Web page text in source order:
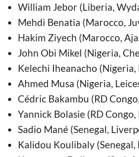
William Jebor (Liberia,
Mehdi Benatia (Marocco,
Hakim Ziyech (Marocco,
John Obi Mikel (Nigeria,
Kelechi Iheanacho
Ahmed Musa (Nigeria,
Cédric Bakambu (RD
Yannick Bolasie (RD
Sadio Mané (Senegal,
Kalidou Koulibaly (Senegal,